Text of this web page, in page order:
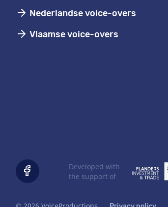
Nederlandse voice-overs
Vlaamse voice-overs
Developed with
the support of